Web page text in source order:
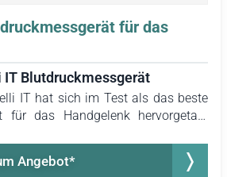
für das
IT Blutdruckmessgerät
IT hat sich im Test als das beste
für das Handgelenk hervorgetan.
Gerät auszeichnet. Kein anderes
überzeugte mit einer
Angebot*